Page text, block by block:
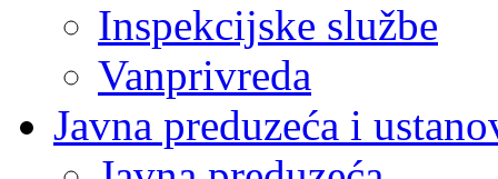
Inspekcijske službe
Vanprivreda
Javna preduzeća i